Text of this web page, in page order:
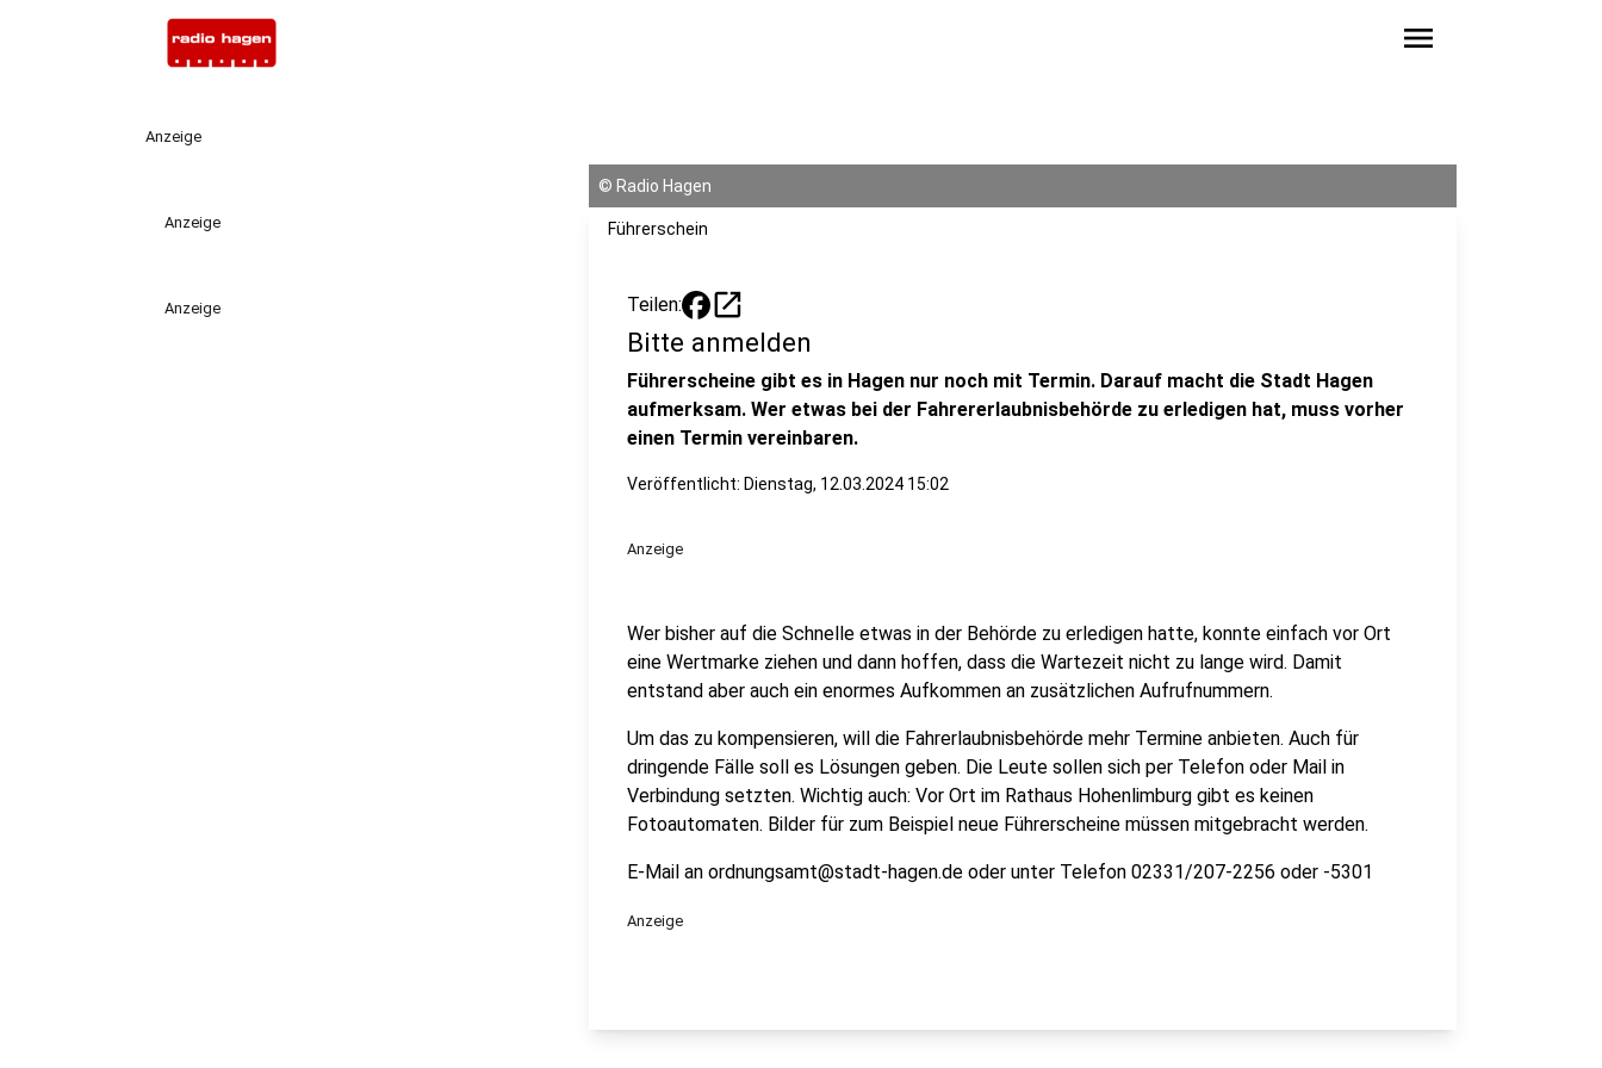
menu
Anzeige
Anzeige
Anzeige
© Radio Hagen
Führerschein
Teilen: open_in_new
Bitte anmelden
Führerscheine gibt es in Hagen nur noch mit Termin. Darauf macht die Stadt Hagen
aufmerksam. Wer etwas bei der Fahrererlaubnisbehörde zu erledigen hat, muss vorher
einen Termin vereinbaren.
Veröffentlicht: Dienstag, 12.03.2024 15:02
Anzeige
Wer bisher auf die Schnelle etwas in der Behörde zu erledigen hatte, konnte einfach vor Ort
eine Wertmarke ziehen und dann hoffen, dass die Wartezeit nicht zu lange wird. Damit
entstand aber auch ein enormes Aufkommen an zusätzlichen Aufrufnummern.
Um das zu kompensieren, will die Fahrerlaubnisbehörde mehr Termine anbieten. Auch für
dringende Fälle soll es Lösungen geben. Die Leute sollen sich per Telefon oder Mail in
Verbindung setzten. Wichtig auch: Vor Ort im Rathaus Hohenlimburg gibt es keinen
Fotoautomaten. Bilder für zum Beispiel neue Führerscheine müssen mitgebracht werden.
E-Mail an ordnungsamt@stadt-hagen.de oder unter Telefon 02331/207-2256 oder -5301
Anzeige